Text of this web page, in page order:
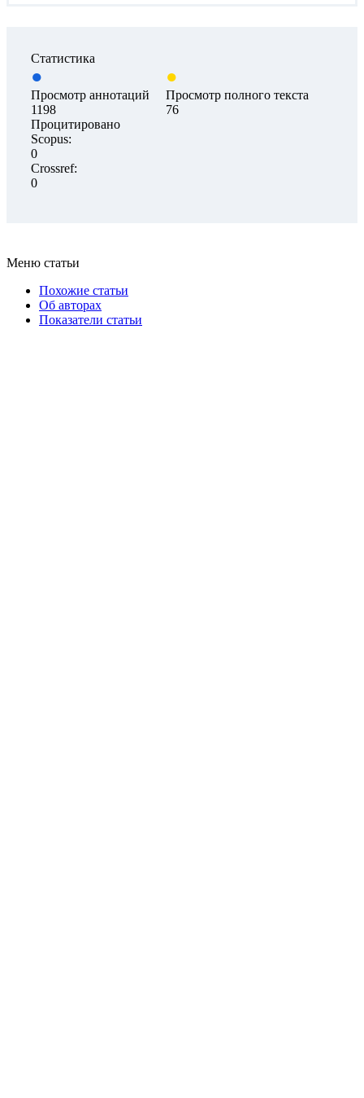
Статистика
Просмотр аннотаций
1198
Просмотр полного текста
76
Процитировано
Scopus:
0
Crossref:
0
Меню статьи
Похожие статьи
Об авторах
Показатели статьи